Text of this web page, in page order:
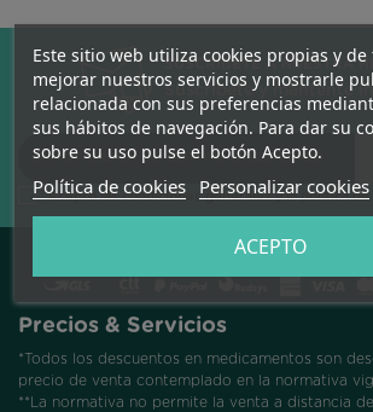
Este sitio web utiliza cookies propias y
mejorar nuestros servicios y mostrarle
relacionada con sus preferencias
sus hábitos de navegación. Para dar su
sobre su uso pulse el botón Acepto.
Política de cookies Personalizar cookies
ACEPTO
SUSCRÍBETE A NUESTRA
Suscríbete y mantente
Acepto las condiciones generales y la política de
Precios & Servicios
*Todos los descuentos en medicamentos son
precio de venta contemplado en la normativa
**La normativa no permite la venta a distancia